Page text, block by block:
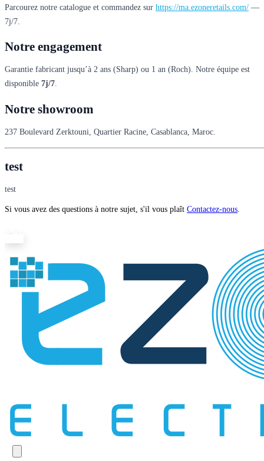
Parcourez notre catalogue et commandez sur https://ma.ezoneretails.com/ —
7j/7.
Notre engagement
Garantie fabricant jusqu’à 2 ans (Sharp) ou 1 an (Roch). Notre équipe est
disponible 7j/7.
Notre showroom
237 Boulevard Zerktouni, Quartier Racine, Casablanca, Maroc.
test
test
Si vous avez des questions à notre sujet, s'il vous plaît Contactez-nous.